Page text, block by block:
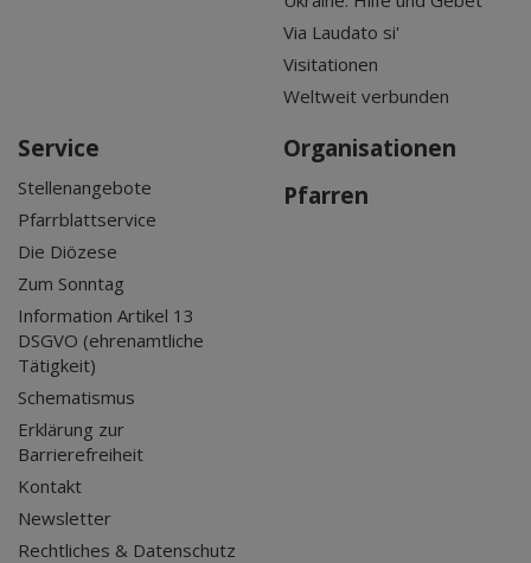
Via Laudato si'
Visitationen
Weltweit verbunden
Service
Stellenangebote
Pfarrblattservice
Die Diözese
Zum Sonntag
Information Artikel 13
DSGVO (ehrenamtliche
Tätigkeit)
Schematismus
Erklärung zur
Barrierefreiheit
Kontakt
Newsletter
Rechtliches & Datenschutz
Organisationen
Pfarren